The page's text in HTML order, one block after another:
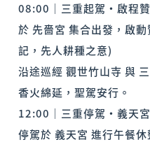
08:00｜三重起駕・啟程
於 先嗇宮 集合出發，啟
記，先人耕種之意)
沿途巡經 觀世竹山寺 與
香火綿延，聖駕安行。
12:00｜三重停駕・義天
停駕於 義天宮 進行午餐休